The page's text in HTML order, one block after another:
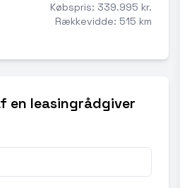
Købspris: 339.995 kr.
Rækkevidde: 515 km
en leasingrådgiver